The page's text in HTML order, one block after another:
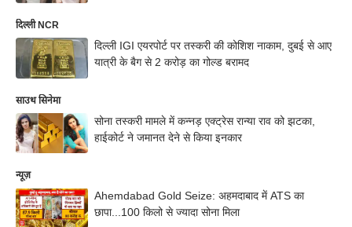
दिल्ली NCR
दिल्ली IGI एयरपोर्ट पर तस्करी की कोशिश नाकाम, दुबई से आए
साउथ सिनेमा
सोना तस्करी मामले में कन्नड़ एक्ट्रेस रान्या राव को झटका,
हाईकोर्ट ने जमानत देने से किया इनकार
न्यूज़
Ahemdabad Gold Seize: अहमदाबाद में ATS का
छापा...100 किलो से ज्यादा सोना मिला